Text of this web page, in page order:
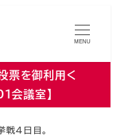
MENU
票を御利用く
会議室】
戦４日目。